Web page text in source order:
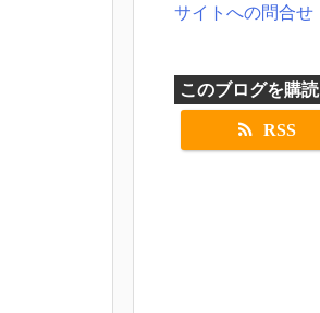
サイトへの問合せ
このブログを購読
RSS